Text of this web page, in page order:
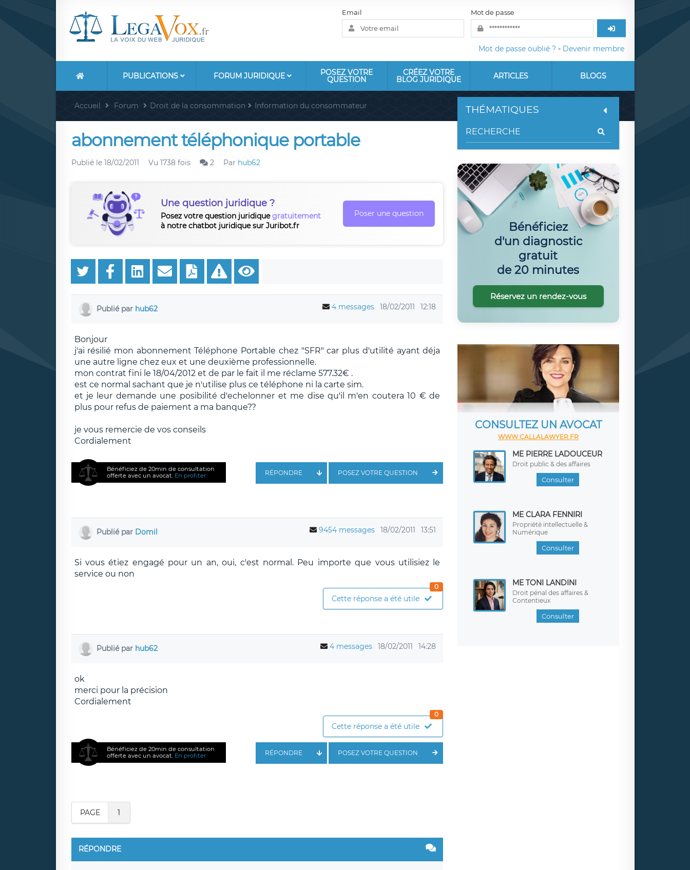
Email Mot de passe
Mot de passe oublié ? - Devenir membre
PUBLICATIONS FORUM JURIDIQUE POSEZ VOTRE
QUESTION
CRÉEZ VOTRE
BLOG JURIDIQUE ARTICLES BLOGS
Accueil Forum Droit de la consommation Information du consommateur
abonnement téléphonique portable
Publié le 18/02/2011 Vu 1738 fois 2 Par hub62
Une question juridique ?
Posez votre question juridiquegratuitement
à notre chatbot juridique sur Juribot.fr
Poser une question
Publié par hub62 4 messages 18/02/2011 12:18
Bonjour
j'ai résilié mon abonnement Téléphone Portable chez "SFR" car plus d'utilité ayant déja
une autre ligne chez eux et une deuxième professionnelle.
mon contrat fini le 18/04/2012 et de par le fait il me réclame 577.32€ .
est ce normal sachant que je n'utilise plus ce téléphone ni la carte sim.
et je leur demande une posibilité d'echelonner et me dise qu'il m'en coutera 10 € de
plus pour refus de paiement a ma banque??
je vous remercie de vos conseils
Cordialement
Bénéficiez de 20min de consultation
offerte avec un avocat. En profiter POSEZ VOTRE QUESTION
RÉPONDRE
Publié par Domil 9454 messages 18/02/2011 13:51
Si vous étiez engagé pour un an, oui, c'est normal. Peu importe que vous utilisiez le
service ou non
Cette réponse a été utile
0
Publié par hub62 4 messages 18/02/2011 14:28
ok
merci pour la précision
Cordialement
Cette réponse a été utile
0
Bénéficiez de 20min de consultation
offerte avec un avocat. En profiter POSEZ VOTRE QUESTION
RÉPONDRE
PAGE 1
RÉPONDRE
THÉMATIQUES
Bénéficiez
d'un diagnostic
gratuit
de 20 minutes
Réservez un rendez-vous
CONSULTEZ UN AVOCAT
WWW.CALLALAWYER.FR
ME PIERRE LADOUCEUR
Droit public & des affaires
Consulter
ME CLARA FENNIRI
Propriété intellectuelle &
Numérique
Consulter
ME TONI LANDINI
Droit pénal des affaires &
Contentieux
Consulter